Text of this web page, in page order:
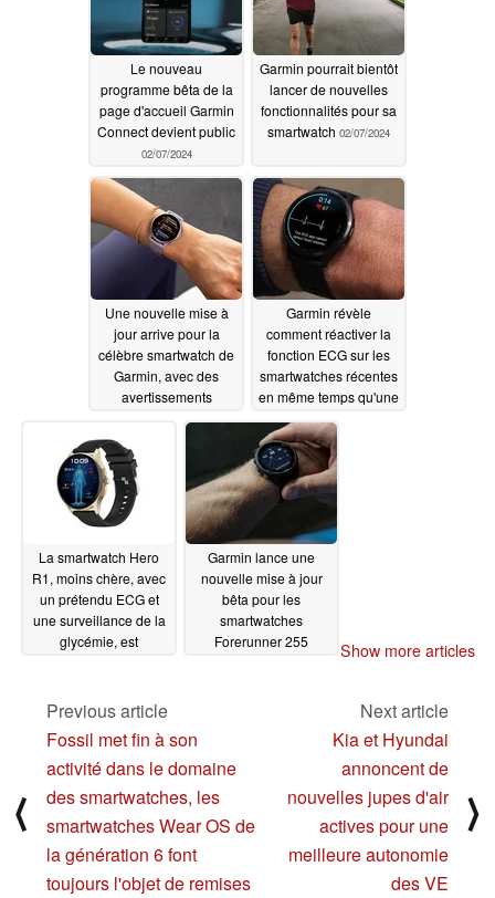
Le nouveau
programme bêta de la
page d'accueil Garmin
Connect devient public
02/07/2024
Garmin pourrait bientôt
lancer de nouvelles
fonctionnalités pour sa
smartwatch 02/07/2024
Une nouvelle mise à
jour arrive pour la
célèbre smartwatch de
Garmin, avec des
avertissements
concernant des bugs
décharge de la batterie
01/31/2024
Garmin révèle
comment réactiver la
fonction ECG sur les
smartwatches récentes
en même temps qu'une
nouvelle mise à jour
01/30/2024
La smartwatch Hero
R1, moins chère, avec
un prétendu ECG et
une surveillance de la
glycémie, est
Garmin lance une
nouvelle mise à jour
bêta pour les
smartwatches
Forerunner 255
Show more articles
⟨
Previous article
Fossil met fin à son
activité dans le domaine
des smartwatches, les
smartwatches Wear OS de
la génération 6 font
toujours l'objet de remises
Next article
Kia et Hyundai
annoncent de
nouvelles jupes d'air
actives pour une
meilleure autonomie
des VE
⟩